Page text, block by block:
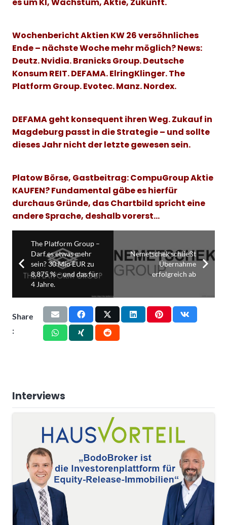
Wochenbericht Aktien KW 26 versöhnliches
Ende – nächste Woche mehr möglich?News:
Deutz.Nvidia. Branicks Group. Deutsche
Konsum REIT.DEFAMA. ElringKlinger. The
Platform Group. Evotec. Manz. Nordex.
DEFAMA geht konsequent ihren Weg. Zukauf in
Magdeburg passt in die Strategie – und sollte
dieses Jahr nicht der letzte gewesen sein.
Platow Börse, Gastbeitrag: CompuGroup Aktie
KAUFEN? Fundamental gäbe es hierfür
durchaus Gründe, das Chartbild spricht eine
andere Sprache, deshalb vorerst…
The Platform Group –
Darf es etwas mehr
sein? 30 Mio EUR zu
8,875 % – und das für
4 Jahre.
Nemetschek schließt
Übernahme
erfolgreich ab
Share
:
Interviews